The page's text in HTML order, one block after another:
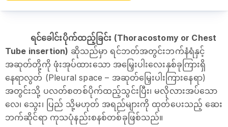
ရင်ခေါင်းပိုက်ထည့်ခြင်း (Thoracostomy or Chest
Tube insertion) ဆိုသည်မှာ ရင်ဘတ်အတွင်းဘက်နံရံနှင့်
အဆုတ်တို့ကို ဖုံးအုပ်ထားသော အမြှေးပါးလေးနှစ်ခုကြားရှိ
နေရာလွတ် (Pleural space – အဆုတ်မြှေးပါးကြားနေရာ)
အတွင်းသို့ ပလတ်စတစ်ပိုက်ထည့်သွင်းပြီး၊ မလိုလားအပ်သော
လေ၊ သွေး၊ ပြည် သို့မဟုတ် အရည်များကို ထုတ်ပေးသည့် ဆေး
ဘက်ဆိုင်ရာ ကုသပုံနည်းစနစ်တစ်ခုဖြစ်သည်။